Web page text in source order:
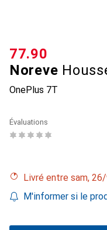
Noreve
OnePlus 7T
CHF
77.90
Évaluations
Livré entre sam,
M'informer si le